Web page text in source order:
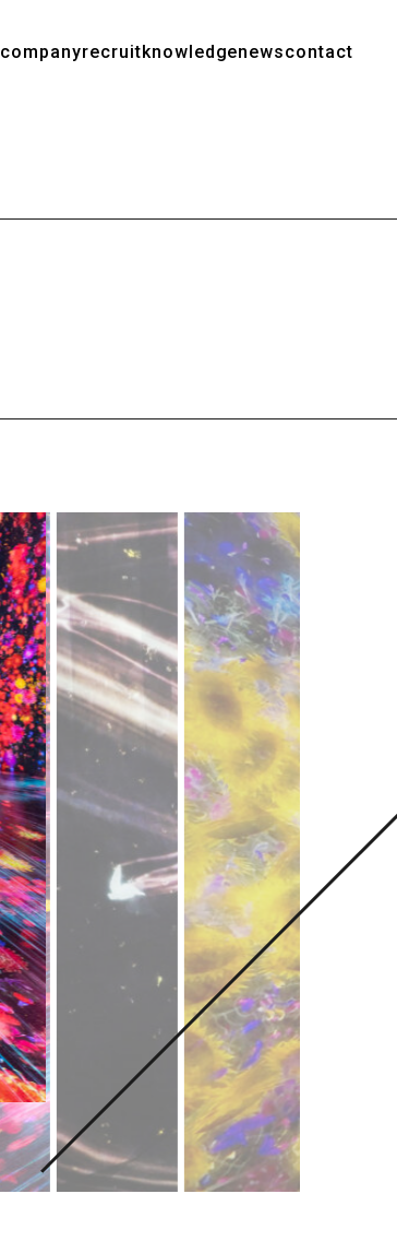
companyrecruitknowledgenewscontact
「森ビル デジタルアート ミュージアム：エプソン チ